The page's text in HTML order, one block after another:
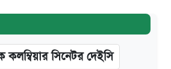
কলম্বিয়ার সিনেটর দেইসি